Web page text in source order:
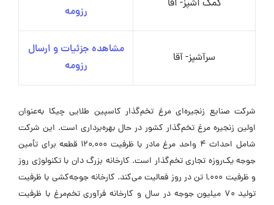
کمک آشپز- آقا
رزومه
سرآشپز- آقا
مشاهده جزئیات و ارسال
رزومه
شرکت صنایع زنجیره‌ای مرغ تخم‌گذار کاسپین طلایی چیکا به‌عنوان
اولین زنجیره مرغ تخم‌گذار کشور در حال بهره‌برداری است. این شرکت
شامل احداث ۴ واحد مرغ مادر با ظرفیت ۱۲۰,۰۰۰ قطعه برای تأمین
جوجه یک‌روزه تجاری تخم‌گذار است. کارخانه بزرگ دان با تکنولوژی روز
و ظرفیت ۱,۰۰۰ تن در روز فعالیت می‌کند. کارخانه جوجه‌کشی با ظرفیت
تولید ۷۰ میلیون جوجه در سال و کارخانه فرآوری تخم‌مرغ با ظرفیت